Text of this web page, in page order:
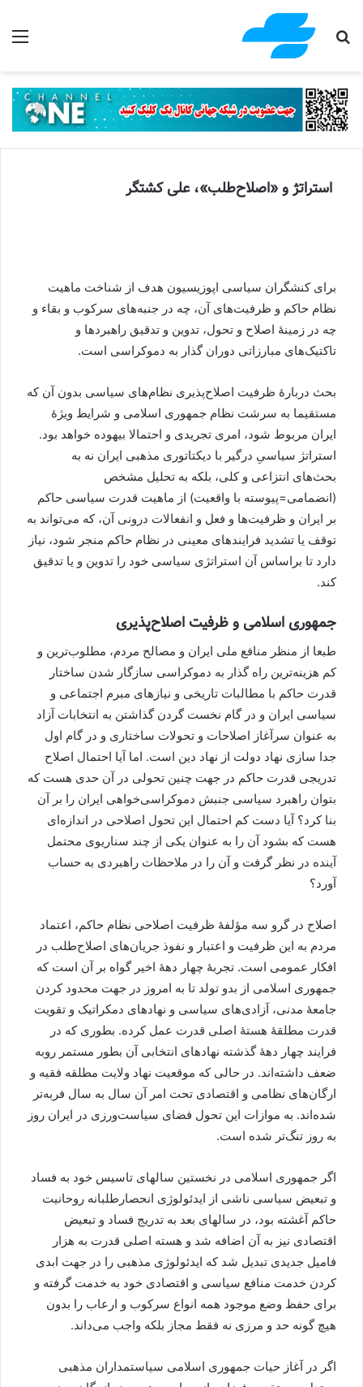
جستجو برای
استراتژ و «اصلاح‌طلب»، علی کشتگر
برای کنشگران سیاسی اپوزیسیون هدف از شناخت ماهیت
نظام حاکم و ظرفیت‌های آن، چه در جنبه‌های سرکوب و بقاء و
چه در زمینۀ اصلاح و تحول، تدوین و تدقیق راهبردها و
تاکتیک‌های مبارزاتی دوران گذار به دموکراسی است.
بحث دربارۀ ظرفیت اصلاح‌پذیری نظام‌های سیاسی بدون آن که
مستقیما به سرشت نظام جمهوری اسلامی و شرایط ویژۀ
ایران مربوط شود، امری تجریدی و احتمالا بیهوده خواهد بود.
استراتژ سیاسیِ درگیر با دیکتاتوری مذهبی ایران نه به
بحث‌های انتزاعی و کلی، بلکه به تحلیل مشخص
(انضمامی=پیوسته با واقعیت) از ماهیت قدرت سیاسی حاکم
بر ایران و ظرفیت‌ها و فعل و انفعالات درونی آن، که می‌تواند به
توقف یا تشدید فرایندهای معینی در نظام حاکم منجر شود، نیاز
دارد تا براساس آن استراتژی سیاسی خود را تدوین و یا تدقیق
کند.
جمهوری اسلامی و ظرفیت اصلاح‌پذیری
طبعا از منظر منافع ملی ایران و مصالح مردم، مطلوب‌ترین و
کم هزینه‌ترین راه گذار به دموکراسی سازگار شدن ساختار
قدرت حاکم با مطالبات تاریخی و نیازهای مبرم اجتماعی و
سیاسی ایران و در گام نخست گردن گذاشتن به انتخابات آزاد
به عنوان سرآغاز اصلاحات و تحولات ساختاری و در گام اول
جدا سازی نهاد دولت از نهاد دین است. اما آیا احتمال اصلاح
تدریجی قدرت حاکم در جهت چنین تحولی در آن حدی هست که
بتوان راهبرد سیاسی جنبش دموکراسی‌خواهی ایران را بر آن
بنا کرد؟ آیا دست کم احتمال این تحول اصلاحی در اندازه‌ای
هست که بشود آن را به عنوان یکی از چند سناریوی محتمل
آینده در نظر گرفت و آن را در ملاحظات راهبردی به حساب
آورد؟
اصلاح در گرو سه مؤلفۀ ظرفیت اصلاحی نظام حاکم، اعتماد
مردم به این ظرفیت و اعتبار و نفوذ جریان‌های اصلاح‌طلب در
افکار عمومی است. تجربۀ چهار دهۀ اخیر گواه بر آن است که
جمهوری اسلامی از بدو تولد تا به امروز در جهت محدود کردن
جامعۀ مدنی، آزادی‌های سیاسی و نهادهای دمکراتیک و تقویت
قدرت مطلقۀ هستۀ اصلی قدرت عمل کرده. بطوری که در
فرایند چهار دهۀ گذشته نهادهای انتخابی آن بطور مستمر روبه
ضعف داشته‌اند. در حالی که موقعیت نهاد ولایت مطلقه فقیه و
ارگان‌های نظامی و اقتصادی تحت امر آن سال به سال فربه‌تر
شده‌اند. به موازات این تحول فضای سیاست‌ورزی در ایران روز
به روز تنگ‌تر شده است.
اگر جمهوری اسلامی در نخستین سالهای تاسیس خود به فساد
و تبعیض سیاسی ناشی از ایدئولوژی انحصارطلبانه روحانیت
حاکم آغشته بود، در سالهای بعد به تدریج فساد و تبعیض
اقتصادی نیز به آن اضافه شد و هسته اصلی قدرت به هزار
فامیل جدیدی تبدیل شد که ایدئولوژی مذهبی را در جهت ابدی
کردن خدمت منافع سیاسی و اقتصادی خود به خدمت گرفته و
برای حفظ وضع موجود همه انواع سرکوب و ارعاب را بدون
هیچ گونه حد و مرزی نه فقط مجاز بلکه واجب می‌داند.
اگر در آغاز حیات جمهوری اسلامی سیاستمداران مذهبی